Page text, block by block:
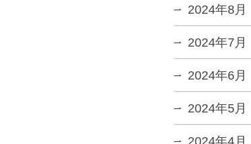
2024年8月
2024年7月
2024年6月
2024年5月
2024年4月